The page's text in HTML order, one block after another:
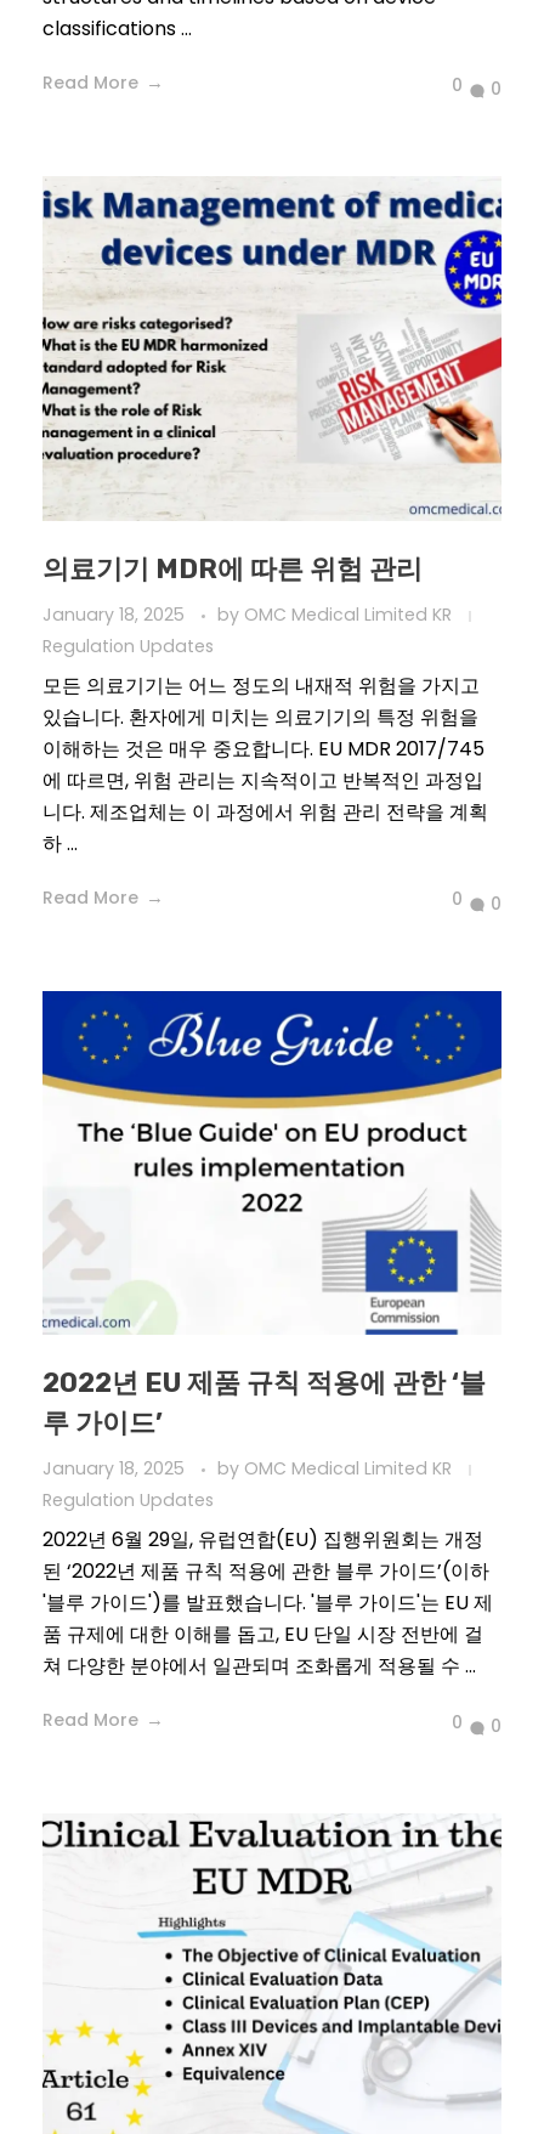
classifications ...
Read More 0 0
의료기기 MDR에 따른 위험 관리
January 18, 2025 by OMC Medical Limited KR
Regulation Updates
모든 의료기기는 어느 정도의 내재적 위험을 가지고
있습니다. 환자에게 미치는 의료기기의 특정 위험을
이해하는 것은 매우 중요합니다. EU MDR 2017/745
에 따르면, 위험 관리는 지속적이고 반복적인 과정입
니다. 제조업체는 이 과정에서 위험 관리 전략을 계획
하 ...
Read More 0 0
2022년 EU 제품 규칙 적용에 관한 ‘블
루 가이드’
January 18, 2025 by OMC Medical Limited KR
Regulation Updates
2022년 6월 29일, 유럽연합(EU) 집행위원회는 개정
된 ‘2022년 제품 규칙 적용에 관한 블루 가이드’(이하
'블루 가이드')를 발표했습니다. '블루 가이드'는 EU 제
품 규제에 대한 이해를 돕고, EU 단일 시장 전반에 걸
쳐 다양한 분야에서 일관되며 조화롭게 적용될 수 ...
Read More 0 0